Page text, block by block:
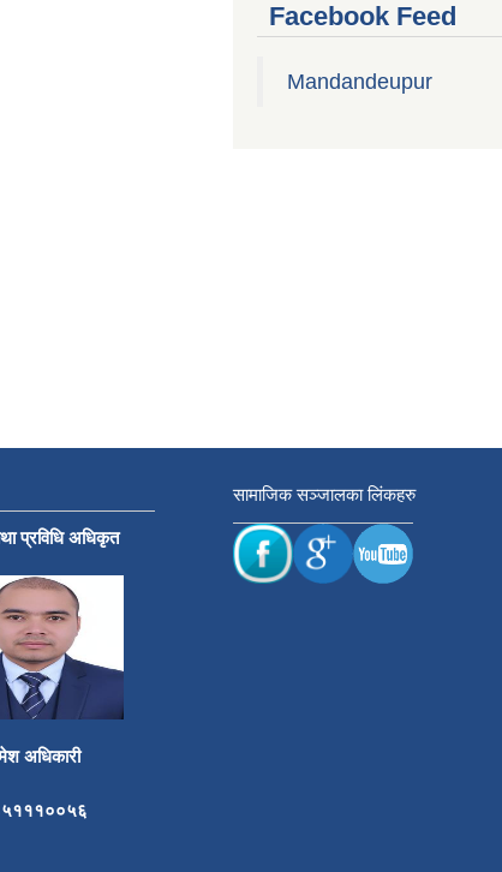
Facebook Feed
Mandandeupur
प्रविधि अधिकृत
अधिकारी
सामाजिक सञ्जालका लिंकहरु